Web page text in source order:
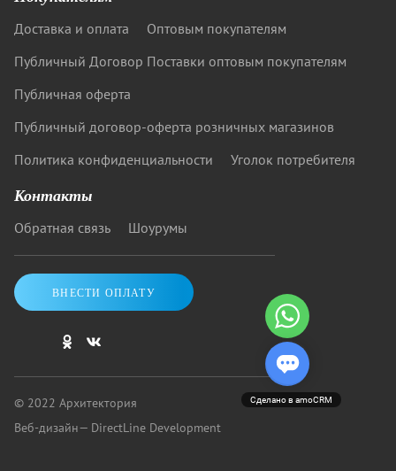
Доставка и оплата
Оптовым покупателям
Публичный Договор Поставки оптовым покупателям
Публичная оферта
Публичный договор-оферта розничных магазинов
Политика конфиденциальности
Уголок потребителя
Контакты
Обратная связь Шоурумы
ВНЕСТИ ОПЛАТУ
© 2022 Архитектория
Веб-дизайн— DirectLine Development
Сделано в amoCRM